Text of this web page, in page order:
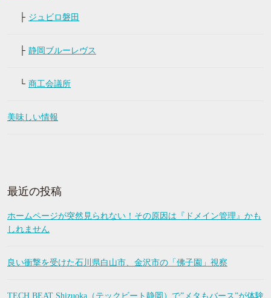
ジュビロ磐田
静岡ブルーレヴス
商工会議所
美味しい情報
最近の投稿
ホームページが突然見られない！その原因は『ドメイン管理』かも
しれません
良い衝撃を受けた石川県白山市、金沢市の「佛子園」視察
TECH BEAT Shizuoka（テックビート静岡）で”メタもバース”が体験